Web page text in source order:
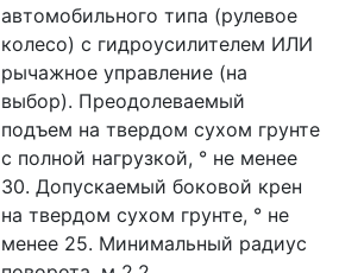
автомобильного типа (рулевое
колесо) с гидроусилителем ИЛИ
рычажное управление (на
выбор). Преодолеваемый
подъем на твердом сухом грунте
с полной нагрузкой, ° не менее
30. Допускаемый боковой крен
на твердом сухом грунте, ° не
менее 25. Минимальный радиус